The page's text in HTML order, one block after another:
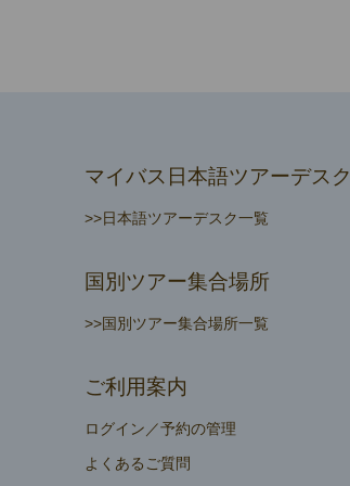
マイバス日本語ツアーデスク
>>日本語ツアーデスク一覧
国別ツアー集合場所
>>国別ツアー集合場所一覧
ご利用案内
ログイン／予約の管理
よくあるご質問